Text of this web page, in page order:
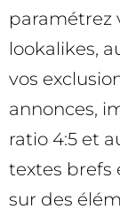
paramétrez
lookalikes,
vos
annonces,
ratio 4:5 et
textes brefs
sur des